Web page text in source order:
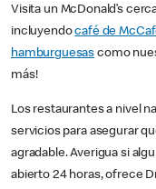
Visita un McDonald’s
incluyendocafé de
hamburguesas como
más!
Los restaurantes a nivel
servicios para asegurar
agradable. Averigua si
abierto 24 horas, ofrece